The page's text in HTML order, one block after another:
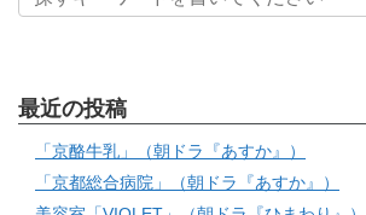
最近の投稿
「京酪牛乳」（朝ドラ『あすか』）
「京都総合病院」（朝ドラ『あすか』）